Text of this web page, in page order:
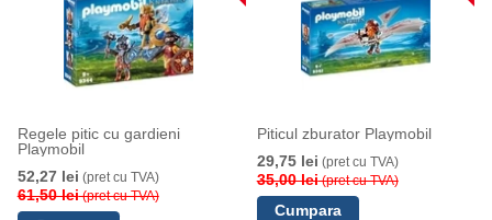
Regele pitic cu gardieni
Playmobil
52,27 lei (pret cu TVA)
61,50 lei(pret cu TVA)
Piticul zburator Playmobil
29,75 lei (pret cu TVA)
35,00 lei(pret cu TVA)